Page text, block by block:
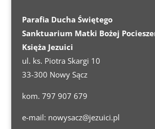
Parafia Ducha Świętego
Sanktuarium Matki Bożej
Księża Jezuici
ul. ks. Piotra Skargi 10
33-300 Nowy Sącz
kom. 797 907 679
e-mail: nowysacz@jezuici.pl